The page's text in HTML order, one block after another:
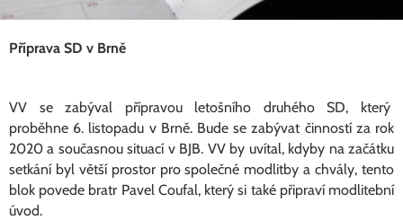
Příprava SD v Brně
VV se zabýval přípravou letošního druhého SD, který
proběhne 6. listopadu v Brně. Bude se zabývat činností za rok
2020 a současnou situací v BJB. VV by uvítal, kdyby na začátku
setkání byl větší prostor pro společné modlitby a chvály, tento
blok povede bratr Pavel Coufal, který si také připraví modlitební
úvod.